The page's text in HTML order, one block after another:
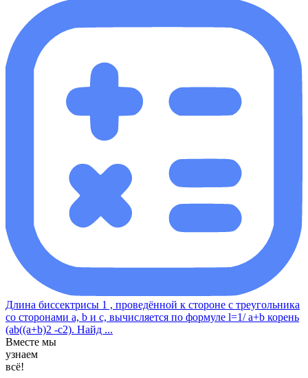
Длина биссектрисы 1 , проведённой к стороне с треугольника
со сторонами a, b и с, вычисляется по формуле l=1/ a+b корень
(ab((a+b)2 -c2). Найд ...
Вместе мы
узнаем
всё!